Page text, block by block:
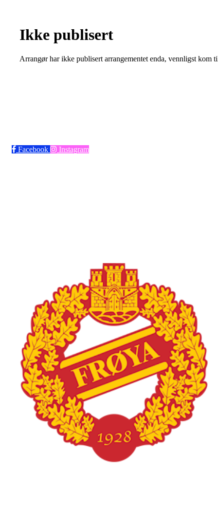
Ikke publisert
Arrangør har ikke publisert arrangementet enda, vennligst kom
Facebook Instagram